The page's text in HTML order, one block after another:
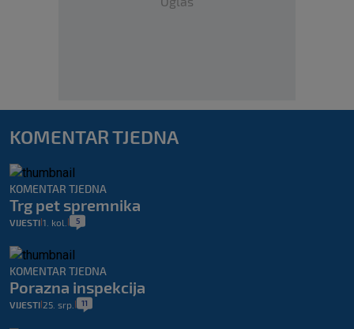
KOMENTAR TJEDNA
KOMENTAR TJEDNA
Trg pet spremnika
VIJESTI 1. kol. 5
KOMENTAR TJEDNA
Porazna inspekcija
VIJESTI 25. srp. 11